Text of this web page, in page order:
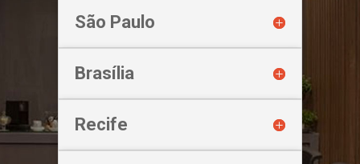
São Paulo
Brasília
Recife